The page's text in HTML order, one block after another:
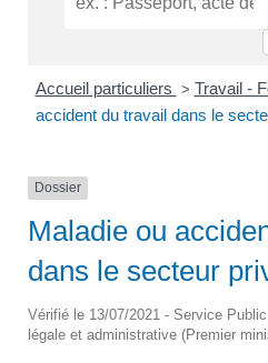
Accueil particuliers > Travail -
accident du travail dans le
Dossier
Maladie ou
dans le secteur
Vérifié le 13/07/2021 - Service
légale et administrative (Premier